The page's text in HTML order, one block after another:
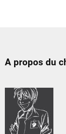
A propos du